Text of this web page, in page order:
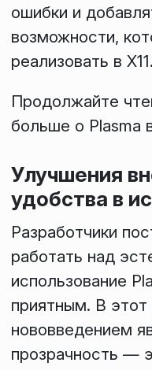
ошибки и
возможности,
реализовать в X11.
Продолжайте
больше о Plasma
Улучшения
удобства в
Разработчики
работать над
использование
приятным. В этот
нововведением
прозрачность —